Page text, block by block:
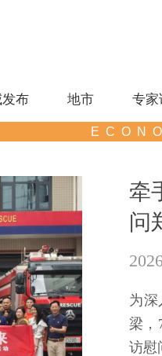
布 地市 专家
牵
问
为
梁，
访慰